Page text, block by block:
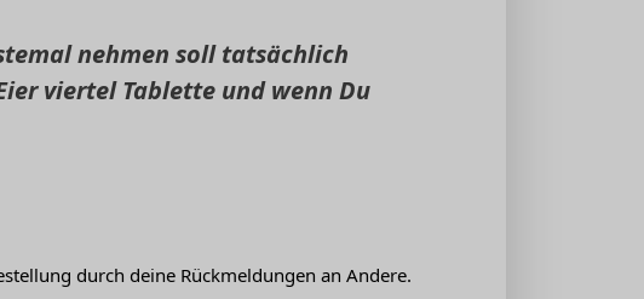
nehmen soll tatsächlich
viertel Tablette und wenn Du
durch deine Rückmeldungen an Andere.